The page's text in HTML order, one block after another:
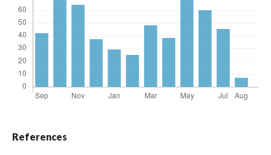
References